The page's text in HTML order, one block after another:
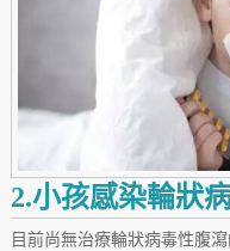
2.小孩感染輪狀
目前尚無治療輪狀病毒性腹